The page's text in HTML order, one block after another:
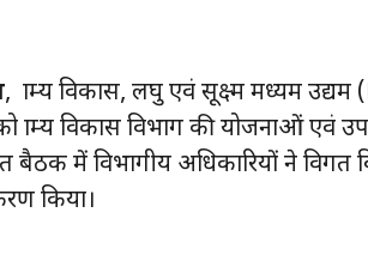
, ग्राम्य विकास, लघु एवं सूक्ष्म मध्यम उद्यम
ग्राम्य विकास विभाग की योजनाओं एवं
में विभागीय अधिकारियों ने विगत
किया।